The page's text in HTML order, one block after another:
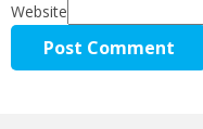
Website